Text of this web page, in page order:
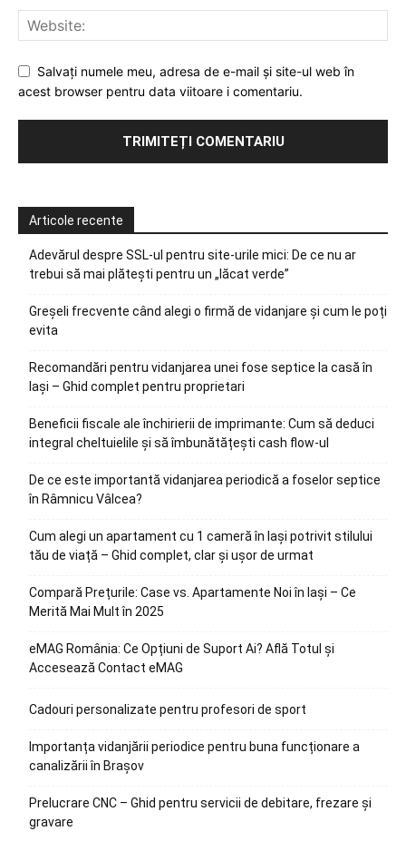
Salvați numele meu, adresa de e-mail și site-ul web în
acest browser pentru data viitoare i comentariu.
Articole recente
Adevărul despre SSL-ul pentru site-urile mici: De ce nu ar
trebui să mai plătești pentru un „lăcat verde”
Greșeli frecvente când alegi o firmă de vidanjare și cum le poți
evita
Recomandări pentru vidanjarea unei fose septice la casă în
Iași – Ghid complet pentru proprietari
Beneficii fiscale ale închirierii de imprimante: Cum să deduci
integral cheltuielile și să îmbunătățești cash flow-ul
De ce este importantă vidanjarea periodică a foselor septice
în Râmnicu Vâlcea?
Cum alegi un apartament cu 1 cameră în Iași potrivit stilului
tău de viață – Ghid complet, clar și ușor de urmat
Compară Prețurile: Case vs. Apartamente Noi în Iași – Ce
Merită Mai Mult în 2025
eMAG România: Ce Opțiuni de Suport Ai? Află Totul și
Accesează Contact eMAG
Cadouri personalizate pentru profesori de sport
Importanța vidanjării periodice pentru buna funcționare a
canalizării în Brașov
Prelucrare CNC – Ghid pentru servicii de debitare, frezare și
gravare